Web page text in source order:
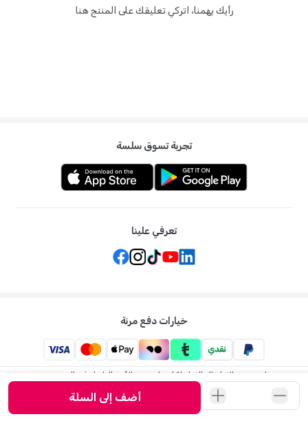
أضف إلى السلة
رأيك يهمنا، اتركي تعليقك على المنتج هنا
تجربة تسوق سلسة
تعرفي علينا
خيارات دفع مرنة
ممزورلد: متجر الاطفال الاول لكل ما يخص الأم والطفل في الشرق
2026 ممزورلد . جميع الحقوق محفوظة